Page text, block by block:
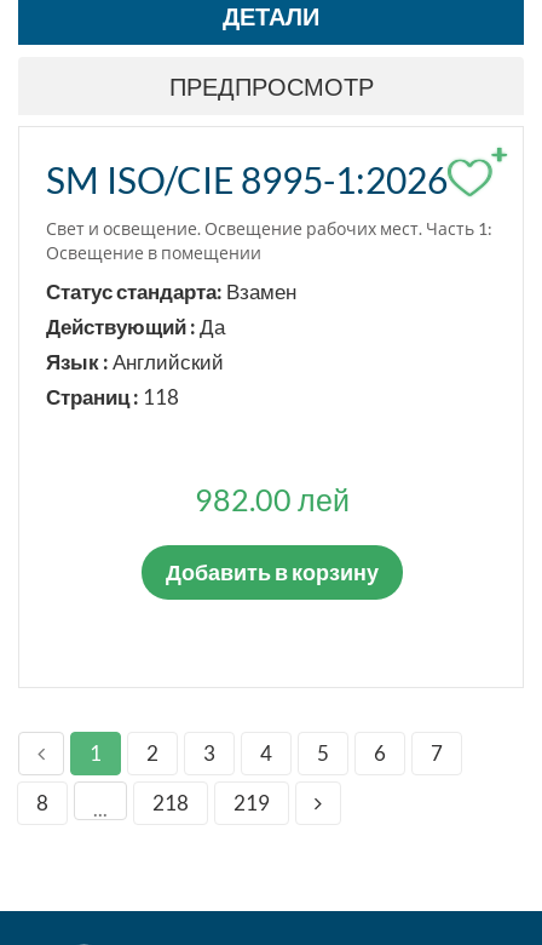
ДЕТАЛИ
ПРЕДПРОСМОТР
+
SM ISO/CIE 8995-1:2026
Свет и освещение. Освещение рабочих мест. Часть 1:
Освещение в помещении
Статус стандарта: Взамен
Действующий :Да
Язык :Английский
Страниц : 118
982.00 лей
Добавить в корзину
1 2 3 4 5 6
7
8
... 218 219